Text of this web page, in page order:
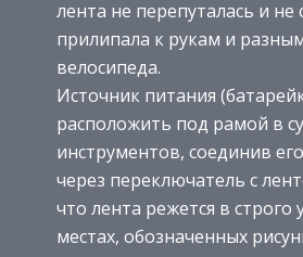
лента не перепуталась и не
прилипала к рукам и
велосипеда.
Источник питания
расположить под рамой в
инструментов, соединив
через переключатель с
что лента режется в строго
местах, обозначенных